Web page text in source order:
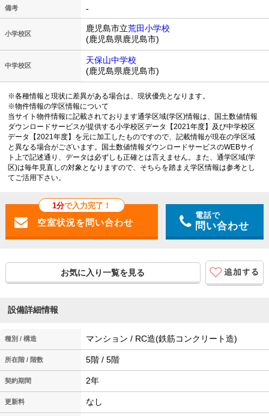
備考 -
小学校区
鹿児島市立荒田小学校
(鹿児島県鹿児島市)
中学校区
天保山中学校
(鹿児島県鹿児島市)
※各種情報と現状に差異がある場合は、現状優先となります。
※物件情報の学区情報について
当サイト物件情報に記載されております通学区域(学区)情報は、国土数値情報
ダウンロードサービスが提供する小学校区データ【2021年度】及び中学校区
データ【2021年度】を元に加工したものですので、記載情報が現在の学区域
と異なる場合がございます。国土数値情報ダウンロードサービスのWEBサイ
ト上で記述通り、データは必ずしも正確とは言えません。また、通学区域(学
区)は毎年見直しの対象となりますので、そちらを踏まえ学区情報は参考とし
てご活用下さい。
1分で入力完了！
電話で
問い合わせ
お気に入り一覧を見る
設備詳細情報
種別 / 構造 マンション / RC造(鉄筋コンクリート造)
所在階 / 階数 5階 / 5階
契約期間 2年
更新料 なし